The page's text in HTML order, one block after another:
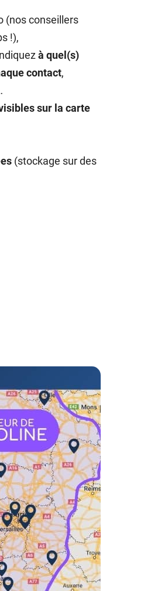
(nos conseillers
!),
à quel(s)
contact,
sur la carte
(stockage sur des